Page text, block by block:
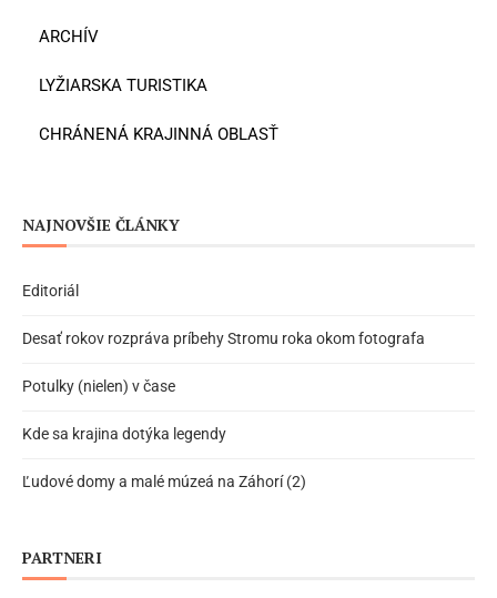
ARCHÍV
LYŽIARSKA TURISTIKA
CHRÁNENÁ KRAJINNÁ OBLASŤ
NAJNOVŠIE ČLÁNKY
Editoriál
Desať rokov rozpráva príbehy Stromu roka okom fotografa
Potulky (nielen) v čase
Kde sa krajina dotýka legendy
Ľudové domy a malé múzeá na Záhorí (2)
PARTNERI